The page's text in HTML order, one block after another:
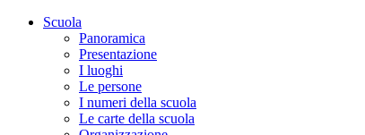
Scuola
Panoramica
Presentazione
I luoghi
Le persone
I numeri della scuola
Le carte della scuola